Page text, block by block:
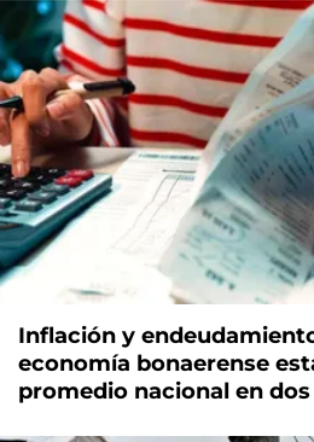
Inflación y
economía bonaerense
promedio nacional en